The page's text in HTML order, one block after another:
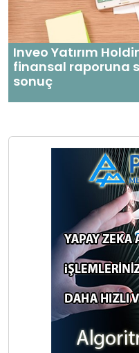
Inveo Yatırım
finansal raporuna
sonuç